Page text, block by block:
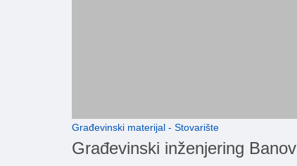
Građevinski materijal - Stovarište
Građevinski inženjering